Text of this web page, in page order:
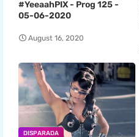
#YeeaahPIX - Prog 125 -
05-06-2020
August 16, 2020
DISPARADA